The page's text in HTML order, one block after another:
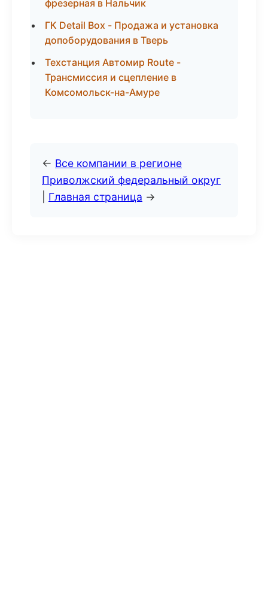
фрезерная в Нальчик
ГК Detail Box - Продажа и установка
допоборудования в Тверь
Техстанция Автомир Route -
Трансмиссия и сцепление в
Комсомольск-на-Амуре
← Все компании в регионе
Приволжский федеральный округ
Главная страница →